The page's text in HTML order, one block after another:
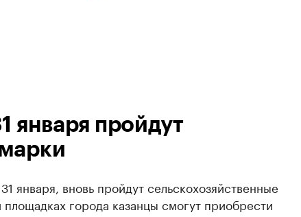
января пройдут
января, вновь пройдут сельскохозяйственные
города казанцы смогут приобрести